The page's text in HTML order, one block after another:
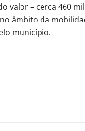
valor – cerca 460
âmbito da
município.